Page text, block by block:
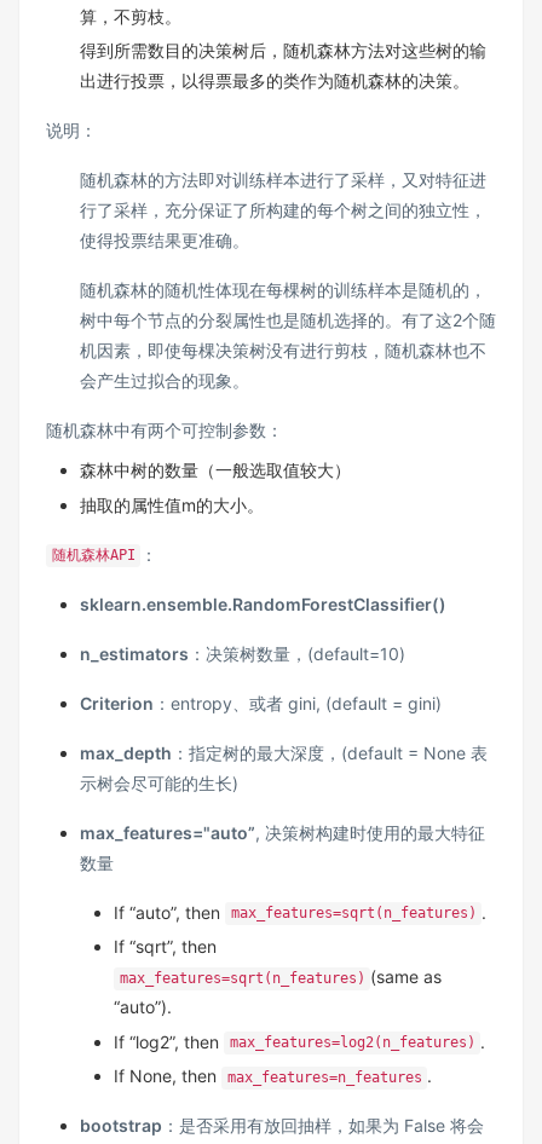
算，不剪枝。
得到所需数目的决策树后，随机森林方法对这些树的输
出进行投票，以得票最多的类作为随机森林的决策。
说明：
随机森林的方法即对训练样本进行了采样，又对特征进
行了采样，充分保证了所构建的每个树之间的独立性，
使得投票结果更准确。
随机森林的随机性体现在每棵树的训练样本是随机的，
树中每个节点的分裂属性也是随机选择的。有了这2个随
机因素，即使每棵决策树没有进行剪枝，随机森林也不
会产生过拟合的现象。
随机森林中有两个可控制参数：
森林中树的数量（一般选取值较大）
抽取的属性值m的大小。
随机森林API ：
sklearn.ensemble.RandomForestClassifier()
n_estimators ：决策树数量，(default=10)
Criterion ：entropy、或者 gini, (default = gini)
max_depth ：指定树的最大深度，(default = None 表
示树会尽可能的生长)
max_features="auto”, 决策树构建时使用的最大特征
数量
If “auto”, then max_features=sqrt(n_features) .
If “sqrt”, then
max_features=sqrt(n_features) (same as
“auto”).
If “log2”, then
max_features=log2(n_features) .
If None, then
max_features=n_features .
bootstrap ：是否采用有放回抽样，如果为 False 将会